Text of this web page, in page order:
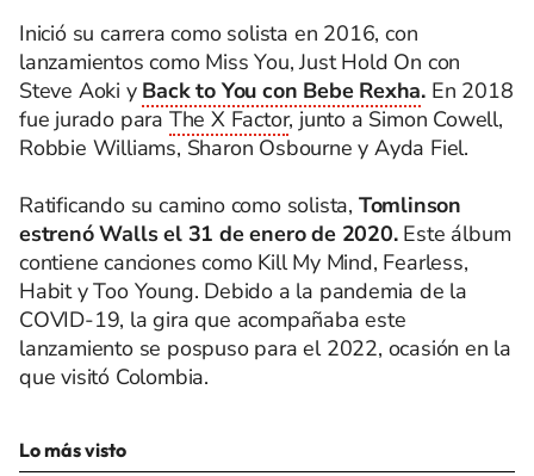
Inició su carrera como solista en 2016, con
lanzamientos como Miss You, Just Hold On con
Steve Aoki y Back to You con Bebe Rexha. En 2018
fue jurado para The X Factor, junto a Simon Cowell,
Robbie Williams, Sharon Osbourne y Ayda Fiel.
Ratificando su camino como solista, Tomlinson
estrenó Walls el 31 de enero de 2020.Este álbum
contiene canciones como Kill My Mind, Fearless,
Habit y Too Young. Debido a la pandemia de la
COVID-19, la gira que acompañaba este
lanzamiento se pospuso para el 2022, ocasión en la
que visitó Colombia.
Lo más visto